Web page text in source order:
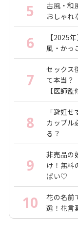
5
古風・和
おしゃれ
6
【2025
風・かっ
7
セックス
て本当？
【医師監
8
「避妊
カップル
る？
9
非売品の
け！無料
ぱい♡
10
花の名前
選！花言